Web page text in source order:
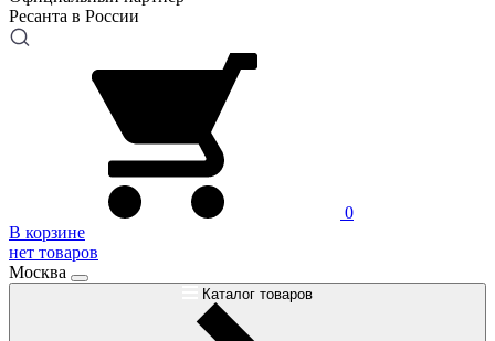
Ресанта в России
0
В корзине
нет товаров
Москва
Каталог товаров